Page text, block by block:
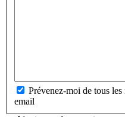
Prévenez-moi de tous
email